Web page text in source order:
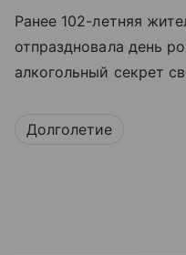
Ранее 102-летняя
отпраздновала день
алкогольный секрет
Долголетие